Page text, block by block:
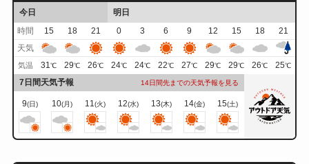
今日
明日
時間
15 18 21 0 3 6 9 12 15 18
21
天気
気温 31℃ 29℃ 26℃ 24℃ 24℃ 22℃ 27℃ 29℃ 29℃ 26℃ 25℃
7日間天気予報 14日間先までの天気予報を見る
9(日) 10(月) 11 (火) 12(水) 13(木) 14(金) 15(土)